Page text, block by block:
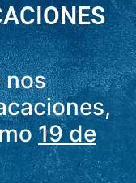
nos
19 de